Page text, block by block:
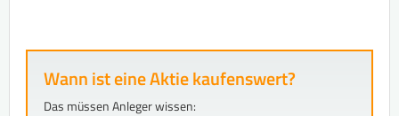
Wann ist eine Aktie kaufenswert?
Das müssen Anleger wissen: